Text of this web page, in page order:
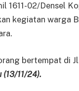
1611-02/Densel
kegiatan warga
bertempat di
(13/11/24).